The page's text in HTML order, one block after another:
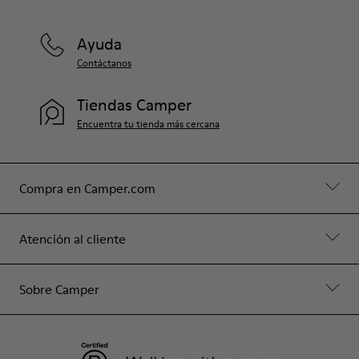
Compra en Camper.com
Atención al cliente
Sobre Camper
Ayuda
Contáctanos
Tiendas Camper
Encuentra tu tienda más cercana